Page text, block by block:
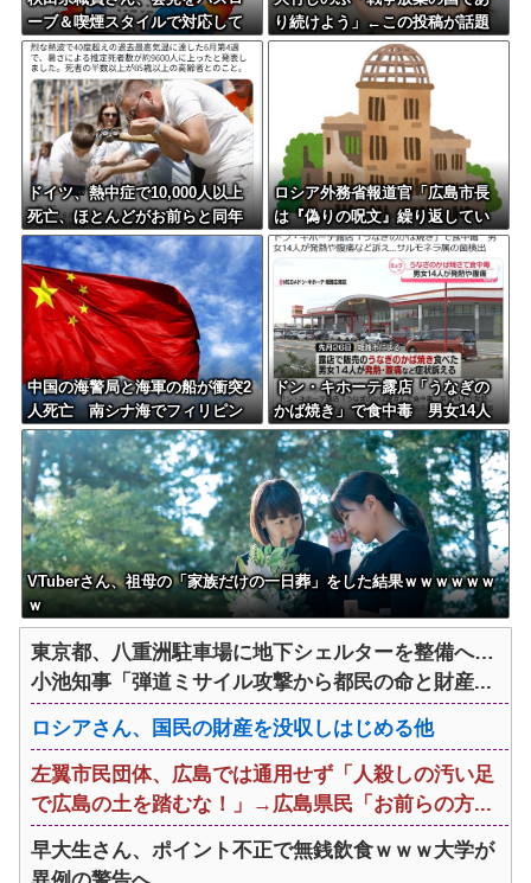
ーブ＆喫煙スタイルで対応して
しまい大炎上ｗ
り続けよう」←この投稿が話題
に
ドイツ、熱中症で10,000人以上
死亡、ほとんどがお前らと同年
代で若者は元気????
ロシア外務省報道官「広島市長
は『偽りの呪文』繰り返してい
る」 平和宣言を非難
中国の海警局と海軍の船が衝突2
人死亡 南シナ海でフィリピン
船を追跡中、公表までに1年
ドン・キホーテ露店「うなぎの
かば焼き」で食中毒 男女14人
が発熱や腹痛など訴え…サルモ
ネラ属の菌検出
VTuberさん、祖母の「家族だけの一日葬」をした結果ｗｗｗｗｗｗ
ｗ
東京都、八重洲駐車場に地下シェルターを整備へ…
小池知事「弾道ミサイル攻撃から都民の命と財産...
ロシアさん、国民の財産を没収しはじめる他
左翼市民団体、広島では通用せず「人殺しの汚い足
で広島の土を踏むな！」→広島県民「お前らの方...
早大生さん、ポイント不正で無銭飲食ｗｗｗ大学が